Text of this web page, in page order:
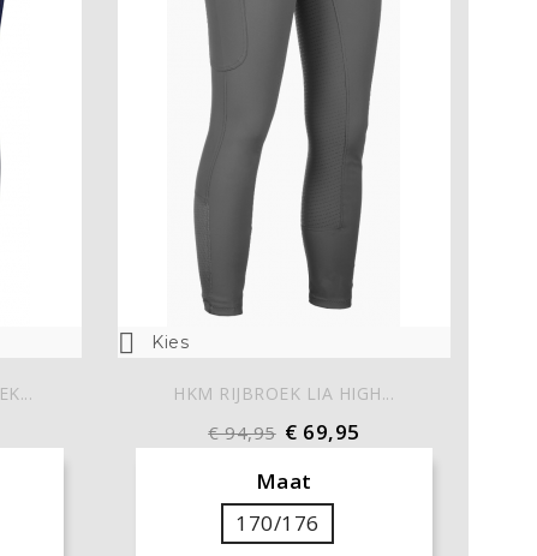
 Kies
HKM RIJBROEK LIA HIGH...
€ 94,95 € 69,95
Maat
170/176